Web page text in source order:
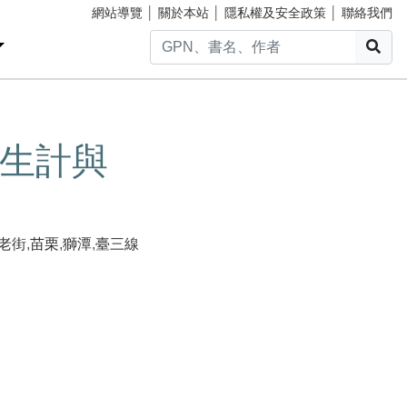
網站導覽 關於本站 隱私權及安全政策 聯絡我們
計與
街,苗栗,獅潭,臺三線